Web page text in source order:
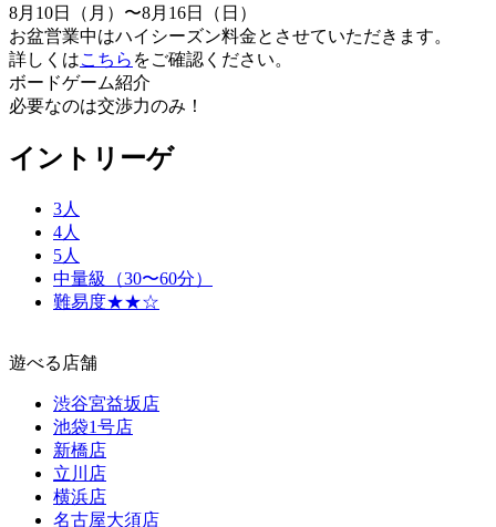
8月10日（月）〜8月16日（日）
お盆営業中はハイシーズン料金とさせていただきます。
詳しくはこちら をご確認ください。
ボードゲーム紹介
必要なのは交渉力のみ！
イントリーゲ
3人
4人
5人
中量級（30〜60分）
難易度★★☆
遊べる店舗
渋谷宮益坂店
池袋1号店
新橋店
立川店
横浜店
名古屋大須店